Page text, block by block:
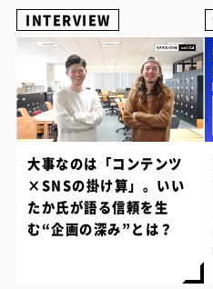
INTERVIEW
大事なのは「コンテンツ
×SNSの掛け算」。いい
たか氏が語る信頼を生
む“企画の深み”とは？